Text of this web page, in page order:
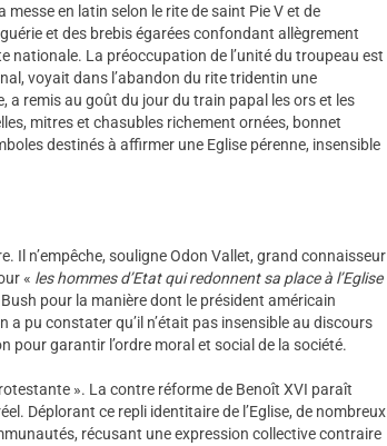
messe en latin selon le rite de saint Pie V et de
et des brebis égarées confondant allègrement
nationale. La préoccupation de l’unité du troupeau est
voyait dans l’abandon du rite tridentin une
a remis au goût du jour du train papal les ors et les
mitres et chasubles richement ornées, bonnet
destinés à affirmer une Eglise pérenne, insensible
Il n’empêche, souligne Odon Vallet, grand connaisseur
« les hommes d’Etat qui redonnent sa place à l’Eglise
pour la manière dont le président américain
a pu constater qu’il n’était pas insensible au discours
pour garantir l’ordre moral et social de la société.
». La contre réforme de Benoît XVI paraît
Déplorant ce repli identitaire de l’Eglise, de nombreux
récusant une expression collective contraire